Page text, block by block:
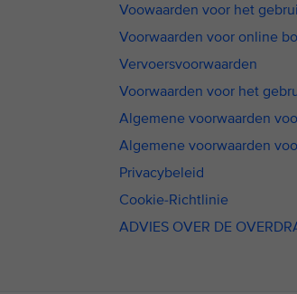
Voowaarden voor het
Voorwaarden voor online
Vervoersvoorwaarden
Voorwaarden voor het
Algemene voorwaarden
Algemene voorwaarden
Privacybeleid
Cookie-Richtlinie
ADVIES OVER DE